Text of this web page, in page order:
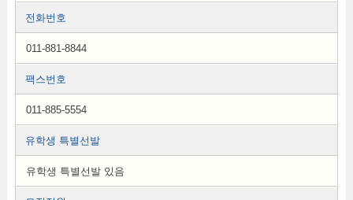
전화번호
011-881-8844
팩스번호
011-885-5554
유학생 특별선발
유학생 특별선발 있음